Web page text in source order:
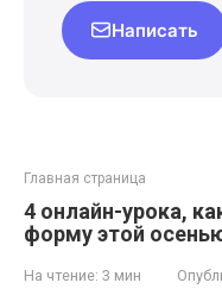
Написать
Главная страница
4 онлайн-урока,
форму этой
На чтение: 3 мин